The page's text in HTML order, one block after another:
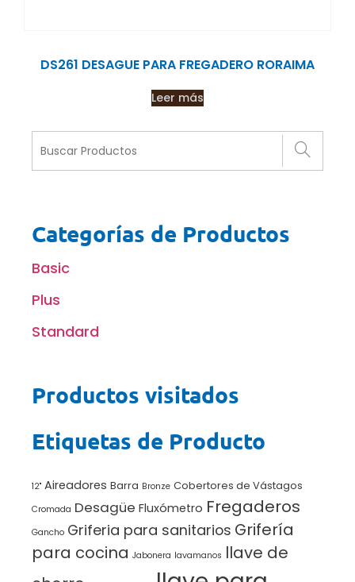
DS261 DESAGUE PARA FREGADERO RORAIMA
Leer más
Categorías de Productos
Basic
Plus
Standard
Productos visitados
Etiquetas de Producto
12" Aireadores Barra Bronze Cobertores de Vástagos
Cromada Desagüe Fluxómetro Fregaderos
Gancho Griferia para sanitarios Grifería
para cocina Jabonera lavamanos llave de